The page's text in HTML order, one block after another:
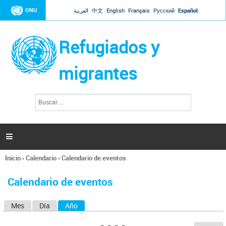
Jump to navigation
ONU العربية 中文 English Français Русский Español
Refugiados y
migrantes
l
s

Se
usted
Inicio›Calendario›Calendario de eventos
Calendario de eventos
Mes Día Año